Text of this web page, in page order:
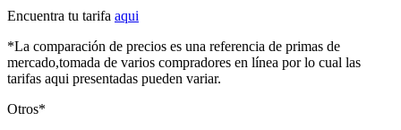
Encuentra tu tarifa aqui
*La comparación de precios es una referencia de primas de
mercado,tomada de varios compradores en línea por lo cual las
tarifas aqui presentadas pueden variar.
Otros*